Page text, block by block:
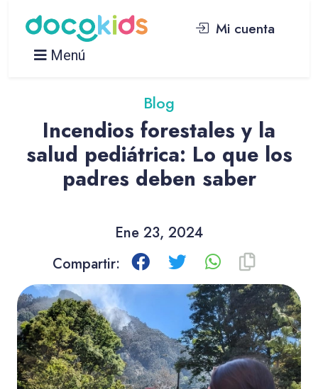
Mi cuenta
Menú
Blog
Incendios forestales y la
salud pediátrica: Lo que los
padres deben saber
Ene 23, 2024
Compartir: